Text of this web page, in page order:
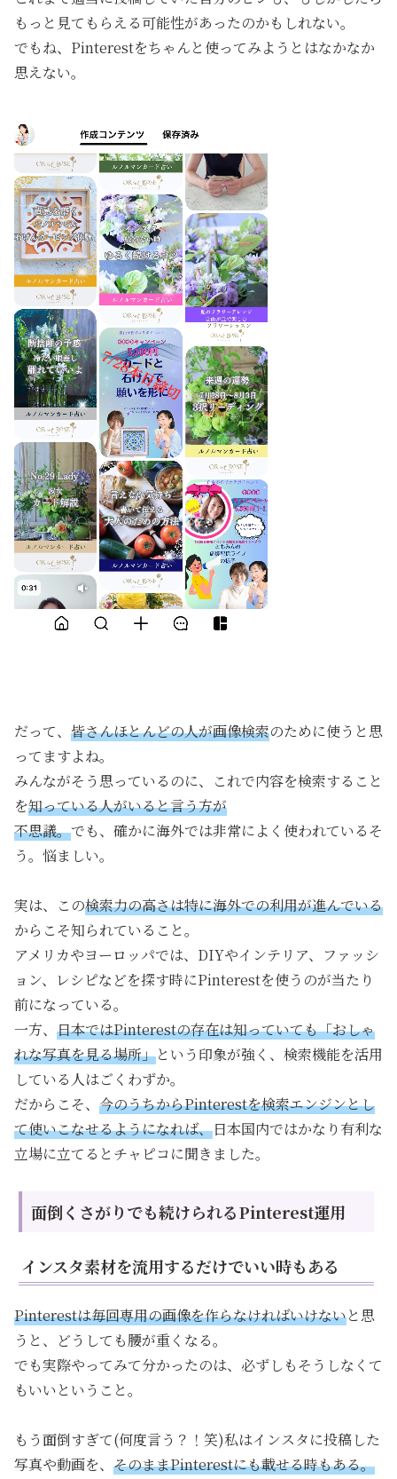
もっと見てもらえる可能性があったのかもしれない。
でもね、Pinterestをちゃんと使ってみようとはなかなか
思えない。
だって、 皆さんほとんどの人が画像検索のために使うと思
ってますよね。
みんながそう思っているのに、これで内容を検索すること
を知っている人がいると言う方が
不思議。でも、確かに海外では非常によく使われているそ
う。悩ましい。
実は、この検索力の高さは特に海外での利用が進んでいる
からこそ知られていること。
アメリカやヨーロッパでは、DIYやインテリア、ファッシ
ョン、レシピなどを探す時にPinterestを使うのが当たり
前になっている。
一方、 日本ではPinterestの存在は知っていても「おしゃ
れな写真を見る場所」という印象が強く、検索機能を活用
している人はごくわずか。
だからこそ、 今のうちからPinterestを検索エンジンとし
て使いこなせるようになれば、日本国内ではかなり有利な
立場に立てるとチャピコに聞きました。
面倒くさがりでも続けられるPinterest運用
インスタ素材を流用するだけでいい時もある
Pinterestは毎回専用の画像を作らなければいけないと思
うと、どうしても腰が重くなる。
でも実際やってみて分かったのは、必ずしもそうしなくて
もいいということ。
もう面倒すぎて(何度言う？！笑)私はインスタに投稿した
写真や動画を、 そのままPinterestにも載せる時もある。